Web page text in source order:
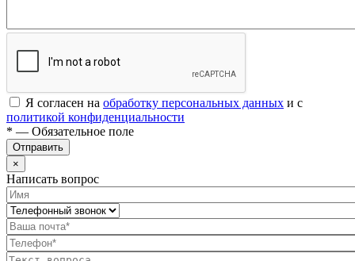
Я согласен на обработку персональных данных и с
политикой конфиденциальности
* — Обязательное поле
Отправить
×
Написать вопрос